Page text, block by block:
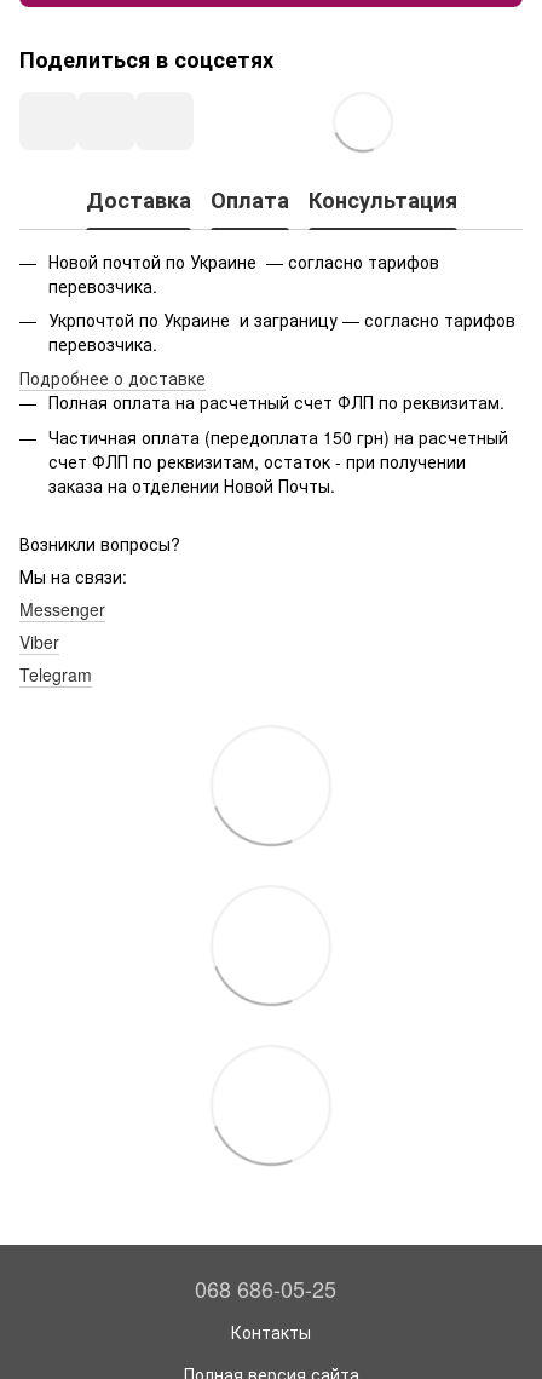
Поделиться в соцсетях
Доставка Оплата Консультация
Новой почтой по Украине — согласно тарифов
перевозчика.
Укрпочтой по Украине и заграницу — согласно тарифов
перевозчика.
Подробнее о доставке
Полная оплата на расчетный счет ФЛП по реквизитам.
Частичная оплата (передоплата 150 грн) на расчетный
счет ФЛП по реквизитам, остаток - при получении
заказа на отделении Новой Почты.
Возникли вопросы?
Мы на связи:
Messenger
Viber
Telegram
068 686-05-25
Контакты
Полная версия сайта